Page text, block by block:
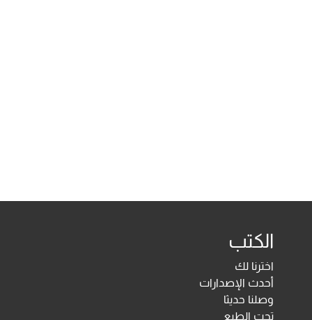
الكتب
اخترنا لك
أحدث الإصدارات
وصلنا حديثا
تحت الطبع